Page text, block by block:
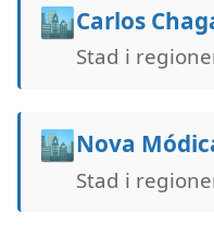
🏙️Carlos
Stad i
🏙️Nova
Stad i